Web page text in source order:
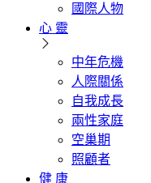
國際人物
心 靈
中年危機
人際關係
自我成長
兩性家庭
空巢期
照顧者
健 康